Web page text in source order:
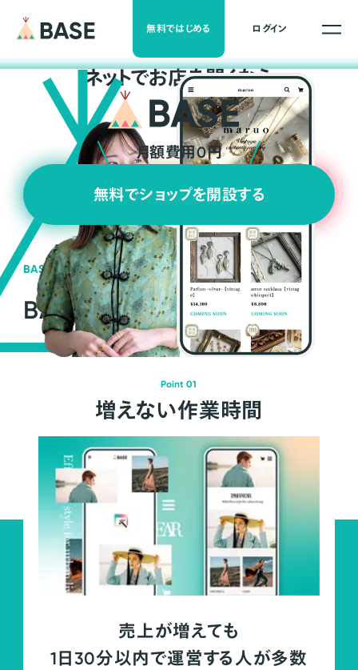
無料ではじめる ログイン
ネットでお店を開くなら
月額費用0円
無料でショップを開設する
BASEの強み
BASEが強い3つの理由
Point 01
増えない作業時間
売上が増えても
1日30分以内で運営する人が多数